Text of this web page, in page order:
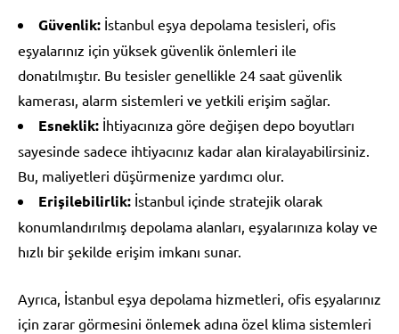
Güvenlik: İstanbul eşya depolama tesisleri, ofis
eşyalarınız için yüksek güvenlik önlemleri ile
donatılmıştır. Bu tesisler genellikle 24 saat güvenlik
kamerası, alarm sistemleri ve yetkili erişim sağlar.
Esneklik: İhtiyacınıza göre değişen depo boyutları
sayesinde sadece ihtiyacınız kadar alan kiralayabilirsiniz.
Bu, maliyetleri düşürmenize yardımcı olur.
Erişilebilirlik: İstanbul içinde stratejik olarak
konumlandırılmış depolama alanları, eşyalarınıza kolay ve
hızlı bir şekilde erişim imkanı sunar.
Ayrıca, İstanbul eşya depolama hizmetleri, ofis eşyalarınız
için zarar görmesini önlemek adına özel klima sistemleri